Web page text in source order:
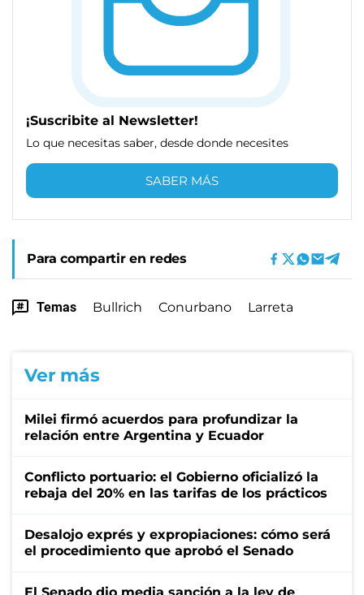
¡Suscribite al Newsletter!
Lo que necesitas saber, desde donde necesites
SABER MÁS
Para compartir en redes
Temas Bullrich Conurbano Larreta
Ver más
Milei firmó acuerdos para profundizar la
relación entre Argentina y Ecuador
Conflicto portuario: el Gobierno oficializó la
rebaja del 20% en las tarifas de los prácticos
Desalojo exprés y expropiaciones: cómo será
el procedimiento que aprobó el Senado